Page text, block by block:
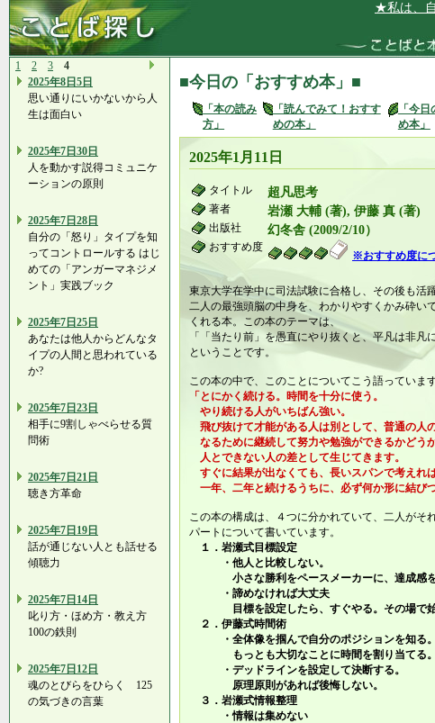
★私は、自由で
1 2 3
4
2025年8日5日
思い通りにいかないから人
生は面白い
2025年7日30日
人を動かす説得コミュニケ
ーションの原則
2025年7日28日
自分の「怒り」タイプを知
ってコントロールする はじ
めての「アンガーマネジメ
ント」実践ブック
2025年7日25日
あなたは他人からどんなタ
イプの人間と思われている
か?
2025年7日23日
相手に9割しゃべらせる質
問術
2025年7日21日
聴き方革命
2025年7日19日
話が通じない人とも話せる
傾聴力
2025年7日14日
叱り方・ほめ方・教え方
100の鉄則
2025年7日12日
魂のとびらをひらく 125
の気づきの言葉
■今日の「おすすめ本」■
「本の読み
方」
「読んでみて！おすす
めの本」
「今日
め本」
2025年1月11日
タイトル 超凡思考
著者 岩瀬 大輔 (著), 伊藤 真 (著)
出版社 幻冬舎 (2009/2/10）
おすすめ度
※おすすめ度に
東京大学在学中に司法試験に合格し、その後も活
二人の最強頭脳の中身を、わかりやすくかみ砕い
くれる本。この本のテーマは、
「「当たり前」を愚直にやり抜くと、平凡は非凡
ということです。
この本の中で、このことについてこう語っています
「とにかく続ける。時間を十分に使う。
やり続ける人がいちばん強い。
飛び抜けて才能がある人は別として、普通の人
なるために継続して努力や勉強ができるかどう
人とできない人の差として生じてきます。
すぐに結果が出なくても、長いスパンで考えれ
一年、二年と続けるうちに、必ず何か形に結び
この本の構成は、４つに分かれていて、二人がそ
パートについて書いています。
１．岩瀬式目標設定
・他人と比較しない。
小さな勝利をペースメーカーに、達成感を
・諦めなければ大丈夫
目標を設定したら、すぐやる。その場で始
２．伊藤式時間術
・全体像を掴んで自分のポジションを知る。
もっとも大切なことに時間を割り当てる。
・デッドラインを設定して決断する。
原理原則があれば後悔しない。
３．岩瀬式情報整理
・情報は集めない